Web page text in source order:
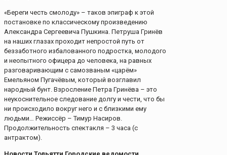
«Береги честь смолоду» – таков эпиграф к этой
постановке по классическому произведению
Александра Сергеевича Пушкина. Петруша Гринёв
на наших глазах проходит непростой путь от
беззаботного избалованного подростка, молодого
и неопытного офицера до человека, на равных
разговаривающим с самозваным «царём»
Емельяном Пугачёвым, который возглавил
народный бунт. Взросление Петра Гринёва – это
неукоснительное следование долгу и чести, что бы
ни происходило вокруг него и с близкими ему
людьми… Режиссёр – Тимур Насиров.
Продолжительность спектакля – 3 часа (с
антрактом).